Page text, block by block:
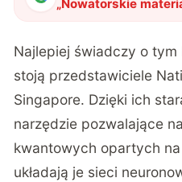
„Nowatorskie
atomie. Tych
Najlepiej świadczy o tym
stoją przedstawiciele
Singapore. Dzięki ich
narzędzie pozwalające
kwantowych opartych
układają je sieci